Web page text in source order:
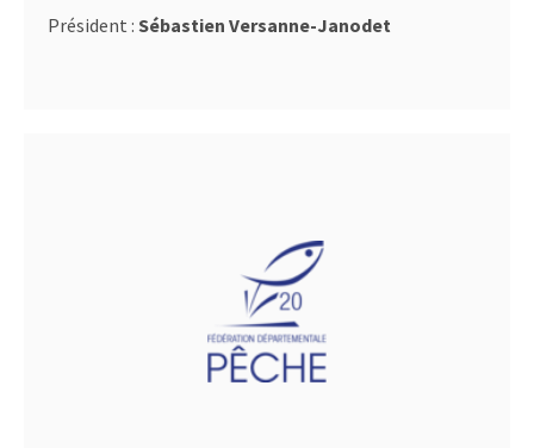
Président : Sébastien Versanne-Janodet